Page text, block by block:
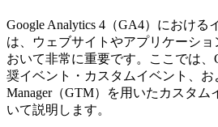
Google Analytics 4（GA4）におけ
は、ウェブサイトやアプリケーシ
おいて非常に重要です。ここでは
奨イベント・カスタムイベント、お
Manager（GTM）を用いたカスタム
いて説明します。